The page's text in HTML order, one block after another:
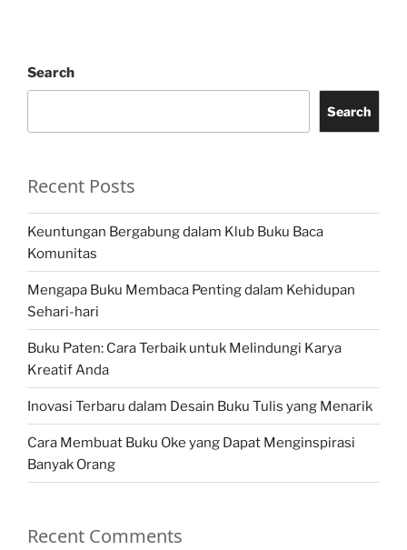
Search
Search
Recent Posts
Keuntungan Bergabung dalam Klub Buku Baca
Komunitas
Mengapa Buku Membaca Penting dalam Kehidupan
Sehari-hari
Buku Paten: Cara Terbaik untuk Melindungi Karya
Kreatif Anda
Inovasi Terbaru dalam Desain Buku Tulis yang Menarik
Cara Membuat Buku Oke yang Dapat Menginspirasi
Banyak Orang
Recent Comments